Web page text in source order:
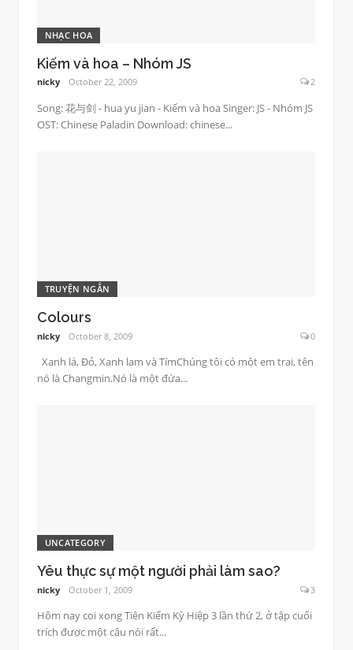
NHẠC HOA
Kiếm và hoa – Nhóm JS
nicky October 22, 2009 2
Song: 花与剑 - hua yu jian - Kiếm và hoa Singer: JS - Nhóm JS
OST: Chinese Paladin Download: chinese...
TRUYỆN NGẮN
Colours
nicky October 8, 2009 0
Xanh lá, Đỏ, Xanh lam và TímChúng tôi có một em trai, tên
nó là Changmin.Nó là một đứa...
UNCATEGORY
Yêu thực sự một người phải làm sao?
nicky October 1, 2009 3
Hôm nay coi xong Tiên Kiếm Kỳ Hiệp 3 lần thứ 2, ở tập cuối
trích được một câu nói rất...